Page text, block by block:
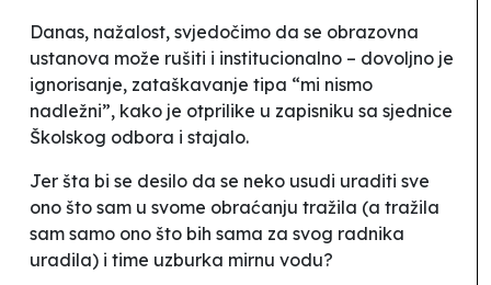
Danas, nažalost, svjedočimo da se obrazovna
ustanova može rušiti i institucionalno – dovoljno je
ignorisanje, zataškavanje tipa “mi nismo
nadležni”, kako je otprilike u zapisniku sa sjednice
Školskog odbora i stajalo.
Jer šta bi se desilo da se neko usudi uraditi sve
ono što sam u svome obraćanju tražila (a tražila
sam samo ono što bih sama za svog radnika
uradila) i time uzburka mirnu vodu?